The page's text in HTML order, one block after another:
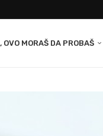
MORAŠ DA PROBAŠ